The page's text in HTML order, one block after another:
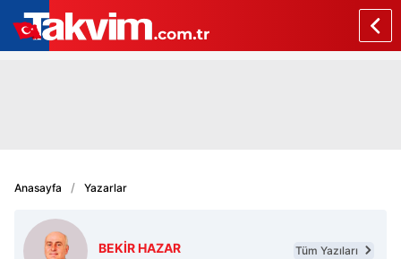
Anasayfa Yazarlar
BEKİR HAZAR Tüm Yazıları